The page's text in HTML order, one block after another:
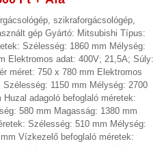
NYOMDAGÉPEK
(2)
szikraforgácsológép,
gép Gyártó: Mitsubishi Típus:
Szélesség: 1860 mm Mélység:
Elektromos adat: 400V; 21,5A; Súly:
méret: 750 x 780 mm Elektromos
1150 mm Mélység: 2700
adagoló befoglaló méretek:
580 mm Magasság: 1380 mm
Szélesség: 510 mm Mélység:
Vízkezelő befoglaló méretek: